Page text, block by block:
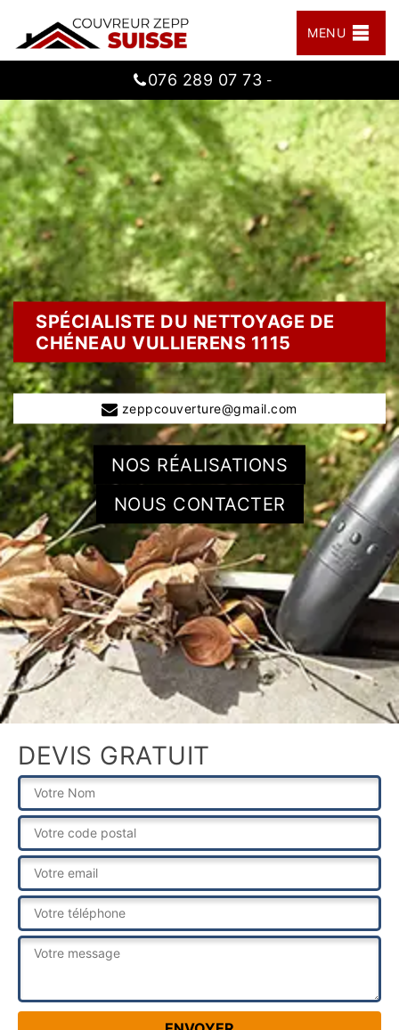
MENU
076 289 07 73 -
SPÉCIALISTE DU NETTOYAGE DE
CHÉNEAU VULLIERENS 1115
zeppcouverture@gmail.com
NOS RÉALISATIONS
NOUS CONTACTER
DEVIS GRATUIT